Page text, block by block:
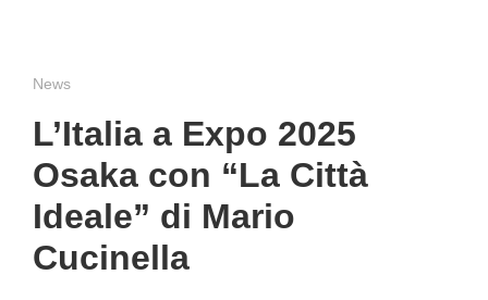
News
L’Italia a Expo 2025
Osaka con “La Città
Ideale” di Mario
Cucinella